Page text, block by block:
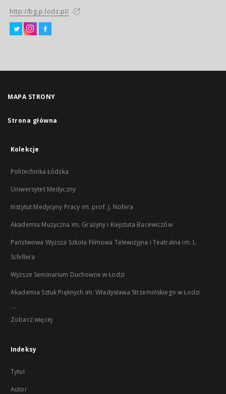
http://bg.p.lodz.pl/
MAPA STRONY
Strona główna
Kolekcje
Politechnika Łódzka
Uniwersytet Medyczny
Instytut Medycyny Pracy im. prof. J. Nofera
Akademia Muzyczna im. Grażyny i Kiejstuta Bacewiczów
Państwowa Wyższa Szkoła Filmowa Telewizyjna i Teatralna im. L.
Schillera
Wyższe Seminarium Duchowne w Łodzi
Akademia Sztuk Pięknych im. Władysława Strzemińskiego w Łodzi
...
Zobacz więcej
Indeksy
Tytuł
Autor